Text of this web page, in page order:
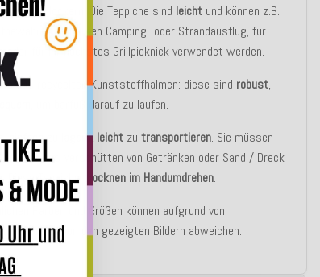
aufzulockern. Die Teppiche sind leicht und können z.B.
und für den Camping- oder Strandausflug, für
oder für Ihr nächstes Grillpicknick verwendet werden.
aus recycelten Kunststoffhalmen: diese sind robust,
, um barfuß darauf zu laufen.
,einfachzu lagern, leicht zutransportieren. Sie müssen
über das Verschütten von Getränken oder Sand / Dreck
Diese Teppiche
trocknen im Handumdrehen.
Farben und Größen können aufgrund von
von den gezeigten Bildern abweichen.